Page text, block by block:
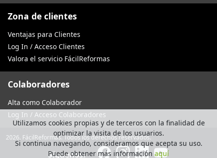
Utilizamos cookies propias y de terceros con la finalidad de
optimizar la visita de los usuarios.
Si continua navegando, consideramos que acepta su uso.
Puede obtener más informaciónaquí
Zona de clientes
Ventajas para Clientes
Log In / Acceso Clientes
Valora el servicio FácilReformas
Colaboradores
Alta como Colaborador
Log In / Acceso Colaboradores
2026. FácilReformas. Todos los derechos reservados.
Síguenos: